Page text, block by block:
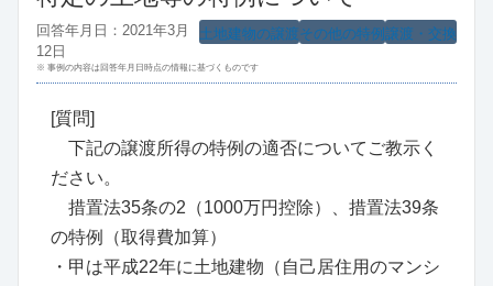
譲渡・交換
その他の特例
土地建物の譲渡
回答年月日：2021年3月
12日
※ 事例の内容は回答年月日時点の情報に基づくものです
[質問]
下記の譲渡所得の特例の適否についてご教示く
ださい。
措置法35条の2（1000万円控除）、措置法39条
の特例（取得費加算）
・甲は平成22年に土地建物（自己居住用のマンシ